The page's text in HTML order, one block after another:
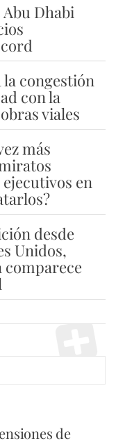
Abu Dhabi
congestión
con la
viales
más
en
desde
Unidos,
comparece
de